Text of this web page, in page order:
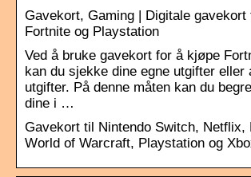
Gavekort, Gaming | Digitale gavekort
Fortnite og Playstation
Ved å bruke gavekort for å kjøpe
kan du sjekke dine egne utgifter eller
utgifter. På denne måten kan du
dine i …
Gavekort til Nintendo Switch, Netflix,
World of Warcraft, Playstation og